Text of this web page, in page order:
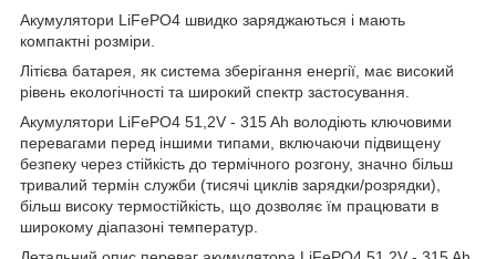
Акумулятори LiFePO4 швидко заряджаються і мають
компактні розміри.
Літієва батарея, як система зберігання енергії, має високий
рівень екологічності та широкий спектр застосування.
Акумулятори LiFePO4 51,2V - 315 Ah володіють ключовими
перевагами перед іншими типами, включаючи підвищену
безпеку через стійкість до термічного розгону, значно більш
тривалий термін служби (тисячі циклів зарядки/розрядки),
більш високу термостійкість, що дозволяє їм працювати в
широкому діапазоні температур.